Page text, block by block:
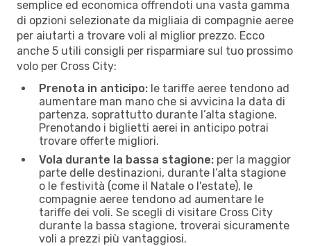
semplice ed economica offrendoti una vasta gamma
di opzioni selezionate da migliaia di compagnie aeree
per aiutarti a trovare voli al miglior prezzo. Ecco
anche 5 utili consigli per risparmiare sul tuo prossimo
volo per Cross City:
Prenota in anticipo: le tariffe aeree tendono ad
aumentare man mano che si avvicina la data di
partenza, soprattutto durante l’alta stagione.
Prenotando i biglietti aerei in anticipo potrai
trovare offerte migliori.
Vola durante la bassa stagione: per la maggior
parte delle destinazioni, durante l’alta stagione
o le festività (come il Natale o l'estate), le
compagnie aeree tendono ad aumentare le
tariffe dei voli. Se scegli di visitare Cross City
durante la bassa stagione, troverai sicuramente
voli a prezzi più vantaggiosi.